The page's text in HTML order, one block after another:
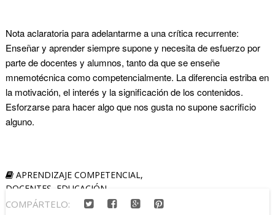
Nota aclaratoria para adelantarme a una crítica recurrente:
Enseñar y aprendersiempresupone y necesita de esfuerzo por
parte de docentes y alumnos, tanto da que se enseñe
mnemotécnica como competencialmente. La diferencia estriba en
la motivación, el interés y la significación de los contenidos.
Esforzarse para hacer algo que nos gusta no supone sacrificio
alguno.
APRENDIZAJE COMPETENCIAL,
DOCENTES EDUCACIÓN
COMPÁRTELO: